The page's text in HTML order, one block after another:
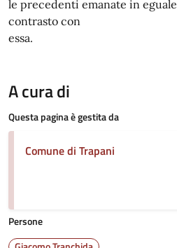
le precedenti emanate in
contrasto con
essa.
A cura di
Questa pagina è gestita da
Comune di Trapani
Persone